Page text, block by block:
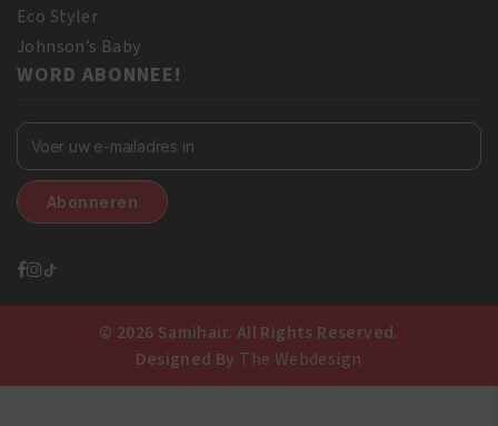
Eco Styler
Johnson’s Baby
WORD ABONNEE!
© 2026 Samihair. All Rights Reserved.
Designed By The Webdesign